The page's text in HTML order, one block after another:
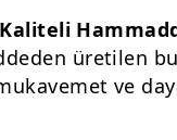
üretilen
ve